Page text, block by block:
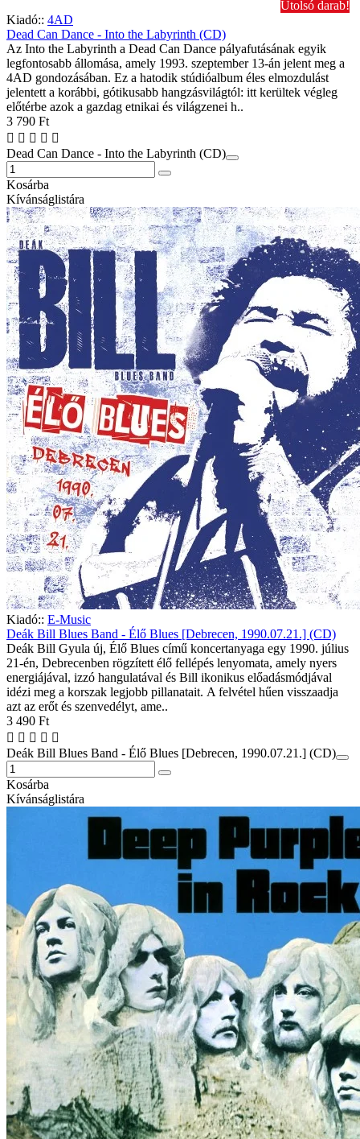
Utolsó darab!
Kiadó:: 4AD
Dead Can Dance - Into the Labyrinth (CD)
Az Into the Labyrinth a Dead Can Dance pályafutásának egyik
legfontosabb állomása, amely 1993. szeptember 13-án jelent meg a
4AD gondozásában. Ez a hatodik stúdióalbum éles elmozdulást
jelentett a korábbi, gótikusabb hangzásvilágtól: itt kerültek végleg
előtérbe azok a gazdag etnikai és világzenei h..
3 790 Ft
Dead Can Dance - Into the Labyrinth (CD)
Kosárba
Kívánságlistára
Kiadó:: E-Music
Deák Bill Blues Band - Élő Blues [Debrecen, 1990.07.21.] (CD)
Deák Bill Gyula új, Élő Blues című koncertanyaga egy 1990. július
21-én, Debrecenben rögzített élő fellépés lenyomata, amely nyers
energiájával, izzó hangulatával és Bill ikonikus előadásmódjával
idézi meg a korszak legjobb pillanatait. A felvétel hűen visszaadja
azt az erőt és szenvedélyt, ame..
3 490 Ft
Deák Bill Blues Band - Élő Blues [Debrecen, 1990.07.21.] (CD)
Kosárba
Kívánságlistára